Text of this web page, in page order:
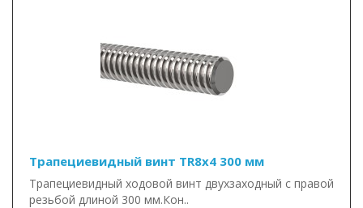
Трапециевидный винт TR8x4 300 мм
Трапециевидный ходовой винт двухзаходный с правой
резьбой длиной 300 мм.Кон..